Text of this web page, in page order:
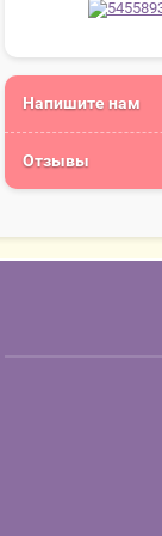
Напишите нам
Отзывы